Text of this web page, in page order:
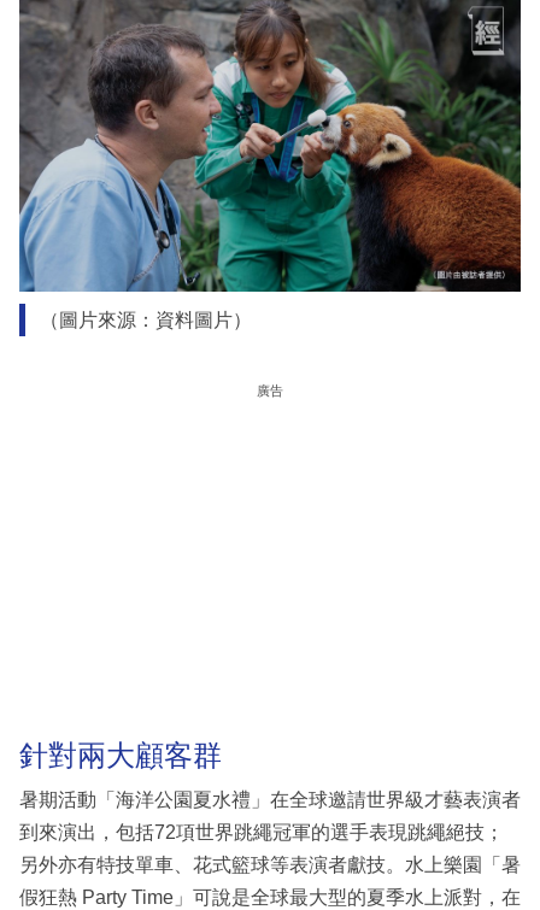
（圖片來源：資料圖片）
廣告
針對兩大顧客群
暑期活動「海洋公園夏水禮」在全球邀請世界級才藝表演者
到來演出，包括72項世界跳繩冠軍的選手表現跳繩絕技；
另外亦有特技單車、花式籃球等表演者獻技。水上樂園「暑
假狂熱 Party Time」可說是全球最大型的夏季水上派對，在